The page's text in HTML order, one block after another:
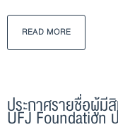
READ MORE
ประกาศรายชื่อผู้
UFJ Foundation